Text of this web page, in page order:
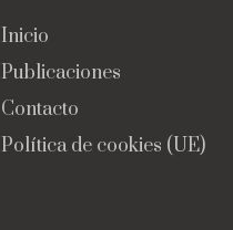
Inicio
Publicaciones
Contacto
Política de cookies (UE)